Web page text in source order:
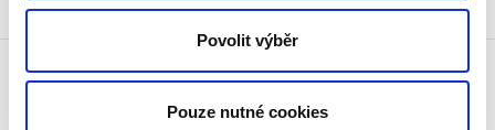
Povolit výběr
Pouze nutné cookies
Doprava zdarma